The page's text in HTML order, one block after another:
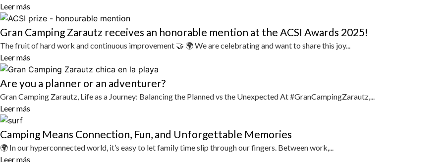
Leer más
Gran Camping Zarautz receives an honorable mention at the ACSI Awards 2025!
The fruit of hard work and continuous improvement 🤝 🌍 We are celebrating and want to share this joy...
Leer más
Are you a planner or an adventurer?
Gran Camping Zarautz, Life as a Journey: Balancing the Planned vs the Unexpected At #GranCampingZarautz,...
Leer más
Camping Means Connection, Fun, and Unforgettable Memories
🌍 In our hyperconnected world, it’s easy to let family time slip through our fingers. Between work,...
Leer más